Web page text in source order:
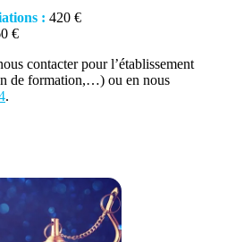
: 420 €
€
contacter pour l’établissement
de formation,…) ou en nous
.